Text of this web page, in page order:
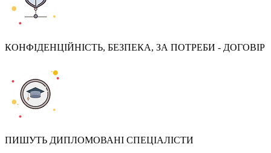
КОНФІДЕНЦІЙНІСТЬ, БЕЗПЕКА, ЗА ПОТРЕБИ - ДОГОВІР
ПИШУТЬ ДИПЛОМОВАНІ СПЕЦІАЛІСТИ